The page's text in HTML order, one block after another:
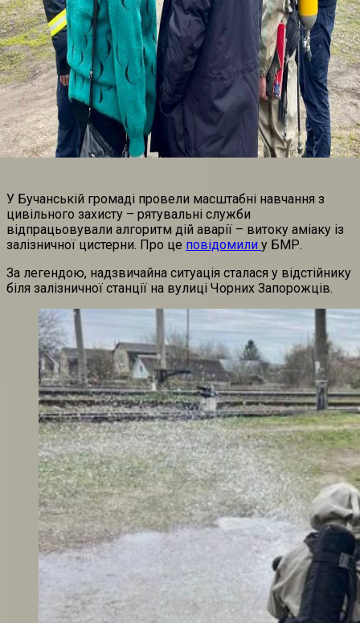
У Бучанській громаді провели масштабні навчання з
цивільного захисту – рятувальні служби
відпрацьовували алгоритм дій аварії – витоку аміаку із
залізничної цистерни. Про це повідомили у БМР.
За легендою, надзвичайна ситуація сталася у відстійнику
біля залізничної станції на вулиці Чорних Запорожців.